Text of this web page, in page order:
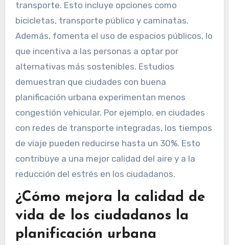
transporte. Esto incluye opciones como
bicicletas, transporte público y caminatas.
Además, fomenta el uso de espacios públicos, lo
que incentiva a las personas a optar por
alternativas más sostenibles. Estudios
demuestran que ciudades con buena
planificación urbana experimentan menos
congestión vehicular. Por ejemplo, en ciudades
con redes de transporte integradas, los tiempos
de viaje pueden reducirse hasta un 30%. Esto
contribuye a una mejor calidad del aire y a la
reducción del estrés en los ciudadanos.
¿Cómo mejora la calidad de
vida de los ciudadanos la
planificación urbana